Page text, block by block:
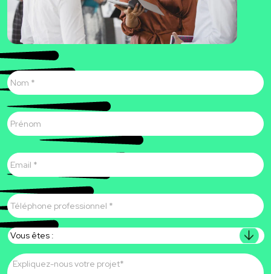
Nom *
Prénom
E-
mail *
Téléphone
professionnel *
Vous
êtes
Message